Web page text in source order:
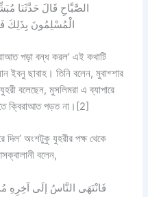
الصَّبَّاحِ قَالَ حَدَّثَنَا
الْمُسْلِمُونَ بِذَلِكَ
পড়া বন্ধ করল’ এই কথাটি
ইবনু ছাবাহ। তিনি বলেন, মুবাশ্শার
বলেছেন, মুসলিমরা এ ব্যাপারে
ক্বিরাআত পড়ত না।[2]
দিল’ অংশটুকু যুহরীর পক্ষ থেকে
বলেন,
فَانْتَهَى النَّاسُ إلَى آخِرِهِ